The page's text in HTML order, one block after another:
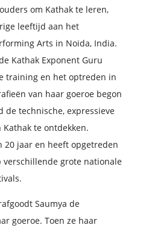
om Kathak te leren,
leeftijd aan het
Arts in Noida, India.
Kathak Exponent Guru
training en het optreden in
van haar goeroe begon
de technische, expressieve
te ontdekken.
20 jaar en heeft opgetreden
grote nationale
Saumya de
goeroe. Toen ze haar